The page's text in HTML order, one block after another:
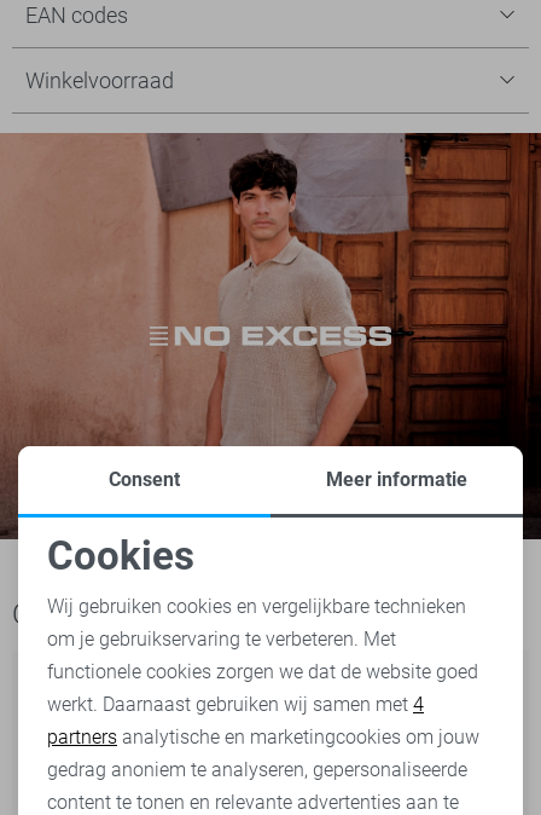
EAN codes
Winkelvoorraad
Ook het bekijken waard
Noodzakelijke cookies
Personalisatie cookies
Analytische cookies
Marketing cookies
Consent Meer informatie
Cookies
Wij gebruiken cookies en vergelijkbare technieken
om je gebruikservaring te verbeteren. Met
functionele cookies zorgen we dat de website goed
werkt. Daarnaast gebruiken wij samen met 4
partners analytische en marketingcookies om jouw
gedrag anoniem te analyseren, gepersonaliseerde
content te tonen en relevante advertenties aan te